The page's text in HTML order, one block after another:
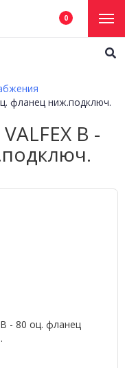
0
фланец ниж.подключ.
В -